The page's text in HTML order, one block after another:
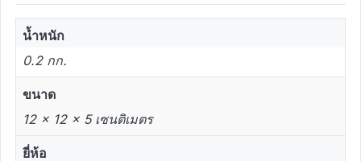
น้ำหนัก
0.2 กก.
ขนาด
12 × 12 × 5 เซนติเมตร
ยี่ห้อ